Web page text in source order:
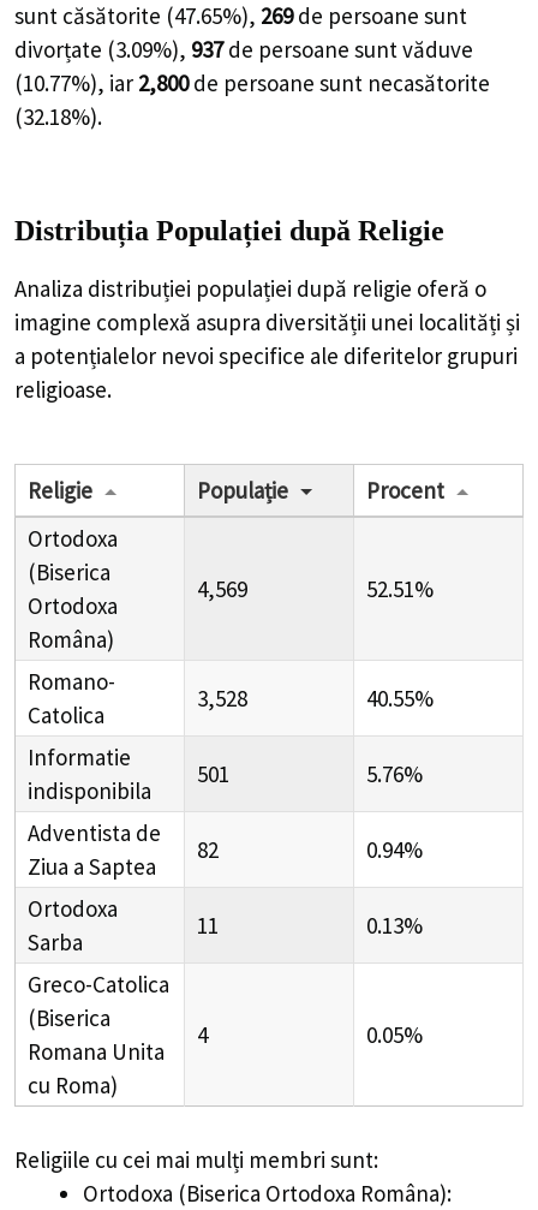
sunt căsătorite (47.65%), 269 de persoane sunt
divorțate (3.09%), 937 de persoane sunt văduve
(10.77%), iar 2,800 de persoane sunt necasătorite
(32.18%).
Distribuția Populației după Religie
Analiza distribuției populației după religie oferă o
imagine complexă asupra diversității unei localități și
a potențialelor nevoi specifice ale diferitelor grupuri
religioase.
Religie Populație
Procent
Ortodoxa
(Biserica
Ortodoxa
Româna)
4,569 52.51%
Romano-
Catolica
3,528 40.55%
Informatie
indisponibila
501 5.76%
Adventista de
Ziua a Saptea
82 0.94%
Ortodoxa
Sarba
11 0.13%
Greco-Catolica
(Biserica
Romana Unita
cu Roma)
4 0.05%
Religiile cu cei mai mulți membri sunt:
Ortodoxa (Biserica Ortodoxa Româna):